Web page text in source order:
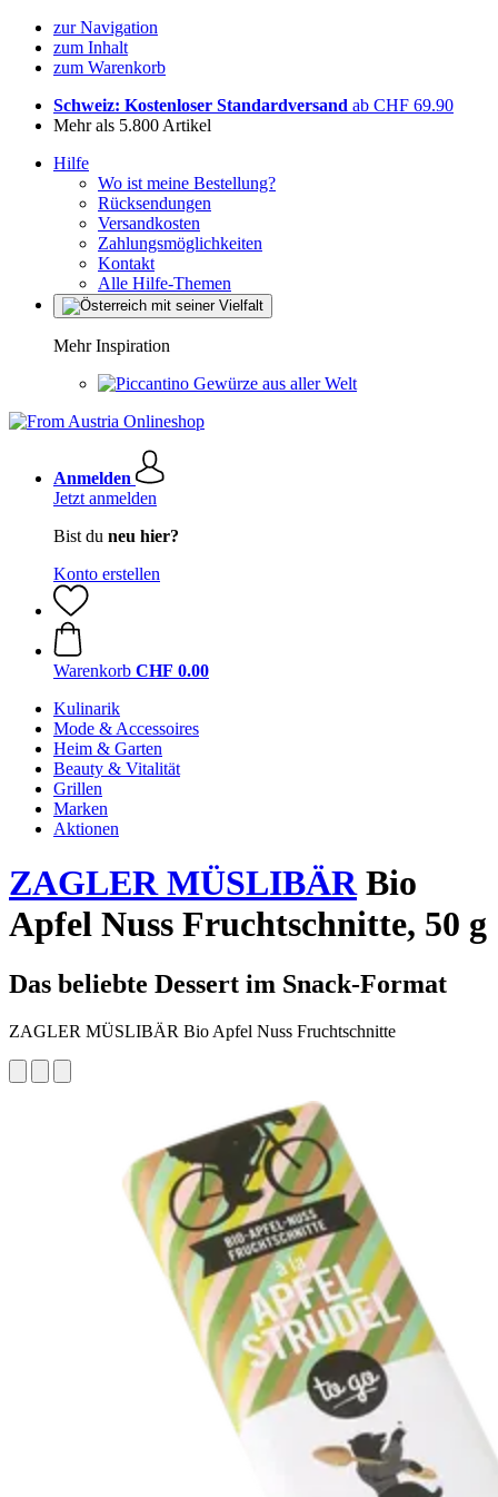
zur Navigation
zum Inhalt
zum Warenkorb
Schweiz: Kostenloser Standardversand ab CHF 69.90
Mehr als 5.800 Artikel
Hilfe
Wo ist meine Bestellung?
Rücksendungen
Versandkosten
Zahlungsmöglichkeiten
Kontakt
Alle Hilfe-Themen
Mehr Inspiration
Gewürze aus aller Welt
Anmelden
Jetzt anmelden
Bist du neu hier?
Konto erstellen
Warenkorb CHF 0.00
Kulinarik
Mode & Accessoires
Heim & Garten
Beauty & Vitalität
Grillen
Marken
Aktionen
ZAGLER MÜSLIBÄRBio
Apfel Nuss Fruchtschnitte, 50 g
Das beliebte Dessert im Snack-Format
ZAGLER MÜSLIBÄR Bio Apfel Nuss Fruchtschnitte